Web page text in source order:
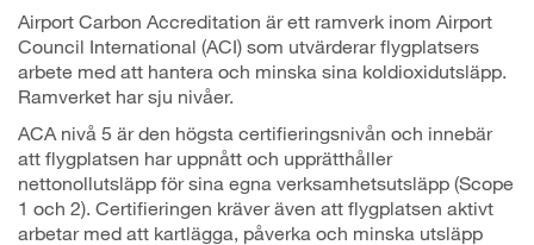
Airport Carbon Accreditation är ett ramverk inom Airport
Council International (ACI) som utvärderar flygplatsers
arbete med att hantera och minska sina koldioxidutsläpp.
Ramverket har sju nivåer.
ACA nivå 5 är den högsta certifieringsnivån och innebär
att flygplatsen har uppnått och upprätthåller
nettonollutsläpp för sina egna verksamhetsutsläpp (Scope
1 och 2). Certifieringen kräver även att flygplatsen aktivt
arbetar med att kartlägga, påverka och minska utsläpp